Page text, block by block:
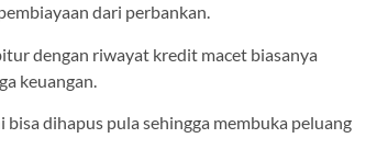
dari perbankan.
dengan riwayat kredit macet biasanya
keuangan.
dihapus pula sehingga membuka peluang